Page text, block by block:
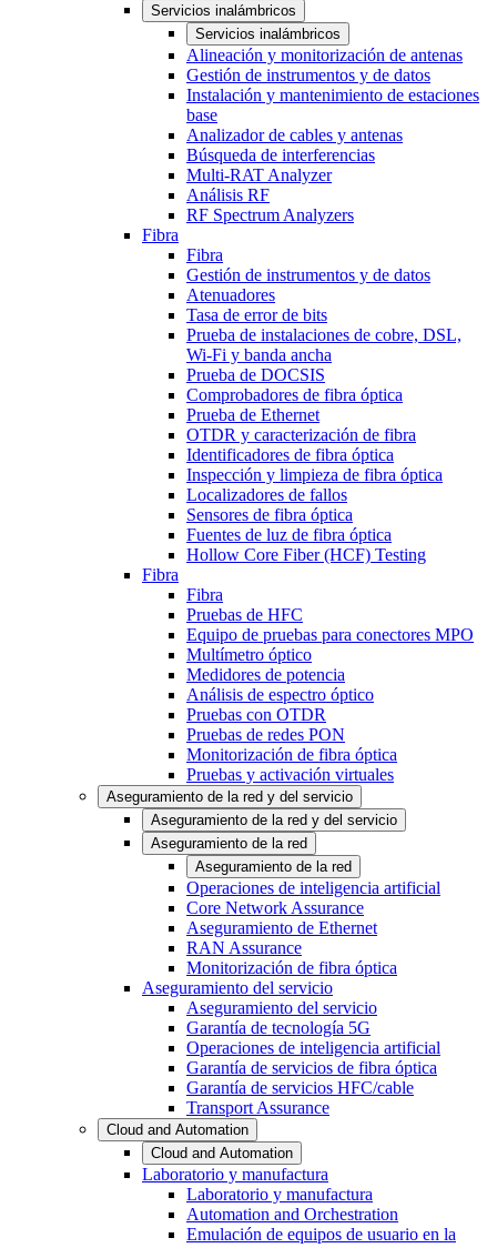
Servicios inalámbricos
Servicios inalámbricos
Alineación y monitorización de antenas
Gestión de instrumentos y de datos
Instalación y mantenimiento de estaciones
base
Analizador de cables y antenas
Búsqueda de interferencias
Multi-RAT Analyzer
Análisis RF
RF Spectrum Analyzers
Fibra
Fibra
Gestión de instrumentos y de datos
Atenuadores
Tasa de error de bits
Prueba de instalaciones de cobre, DSL,
Wi-Fi y banda ancha
Prueba de DOCSIS
Comprobadores de fibra óptica
Prueba de Ethernet
OTDR y caracterización de fibra
Identificadores de fibra óptica
Inspección y limpieza de fibra óptica
Localizadores de fallos
Sensores de fibra óptica
Fuentes de luz de fibra óptica
Hollow Core Fiber (HCF) Testing
Fibra
Fibra
Pruebas de HFC
Equipo de pruebas para conectores MPO
Multímetro óptico
Medidores de potencia
Análisis de espectro óptico
Pruebas con OTDR
Pruebas de redes PON
Monitorización de fibra óptica
Pruebas y activación virtuales
Aseguramiento de la red y del servicio
Aseguramiento de la red y del servicio
Aseguramiento de la red
Aseguramiento de la red
Operaciones de inteligencia artificial
Core Network Assurance
Aseguramiento de Ethernet
RAN Assurance
Monitorización de fibra óptica
Aseguramiento del servicio
Aseguramiento del servicio
Garantía de tecnología 5G
Operaciones de inteligencia artificial
Garantía de servicios de fibra óptica
Garantía de servicios HFC/cable
Transport Assurance
Cloud and Automation
Cloud and Automation
Laboratorio y manufactura
Laboratorio y manufactura
Automation and Orchestration
Emulación de equipos de usuario en la